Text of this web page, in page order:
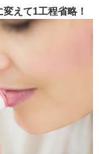
えて1工程省略！